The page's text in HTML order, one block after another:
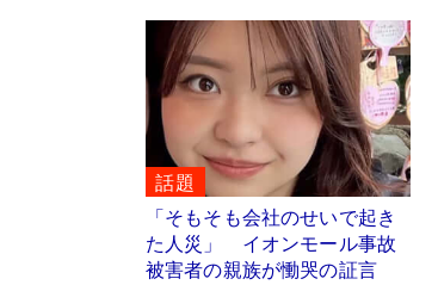
話題
「そもそも会社のせいで起き
た人災」 イオンモール事故
被害者の親族が慟哭の証言